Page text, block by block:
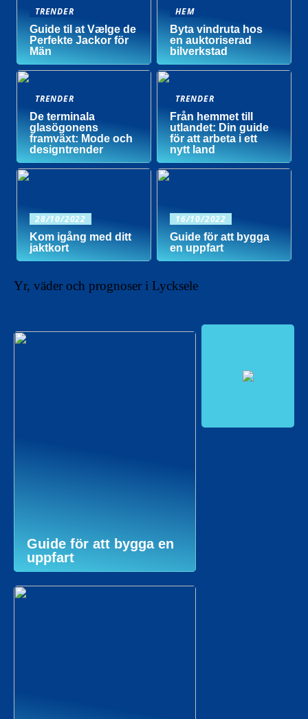
TRENDER
Guide til at Vælge de
Perfekte Jackor för
Män
HEM
Byta vindruta hos
en auktoriserad
bilverkstad
TRENDER
De terminala
glasögonens
framväxt: Mode och
designtrender
TRENDER
Från hemmet till
utlandet: Din guide
för att arbeta i ett
nytt land
28/10/2022
Kom igång med ditt
jaktkort
16/10/2022
Guide för att bygga
en uppfart
Yr, väder och prognoser i Lycksele
Guide för att bygga en
uppfart